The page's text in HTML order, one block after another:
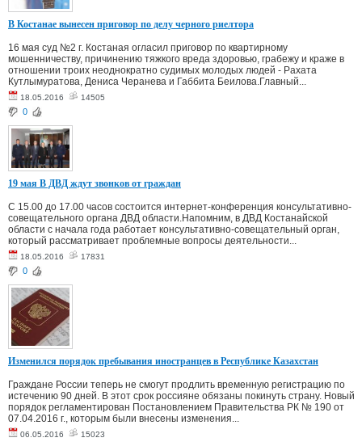
В Костанае вынесен приговор по делу черного риелтора
16 мая суд №2 г. Костаная огласил приговор по квартирному
мошенничеству, причинению тяжкого вреда здоровью, грабежу и краже в
отношении троих неоднократно судимых молодых людей - Рахата
Кутлымуратова, Дениса Черанева и Габбита Беилова.Главный...
18.05.2016 14505
0
19 мая В ДВД ждут звонков от граждан
С 15.00 до 17.00 часов состоится интернет-конференция консультативно-
совещательного органа ДВД области.Напомним, в ДВД Костанайской
области с начала года работает консультативно-совещательный орган,
который рассматривает проблемные вопросы деятельности...
18.05.2016 17831
0
Изменился порядок пребывания иностранцев в Республике Казахстан
Граждане России теперь не смогут продлить временную регистрацию по
истечению 90 дней. В этот срок россияне обязаны покинуть страну. Новый
порядок регламентирован Постановлением Правительства РК № 190 от
07.04.2016 г., которым были внесены изменения...
06.05.2016 15023